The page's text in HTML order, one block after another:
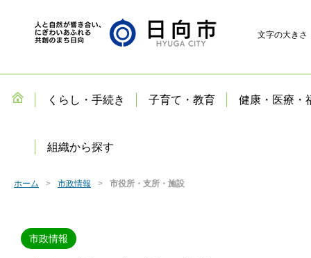
文字の大きさ
くらし・手続き 子育て・教育 健康・医療・
組織から探す
ホーム 市政情報 市役所・支所・施設
市政情報